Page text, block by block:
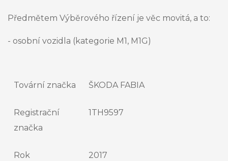
Předmětem Výběrového řízení je věc movitá, a to:
- osobní vozidla (kategorie M1, M1G)
Tovární značka ŠKODA FABIA
Registrační
značka
1TH9597
Rok
2017